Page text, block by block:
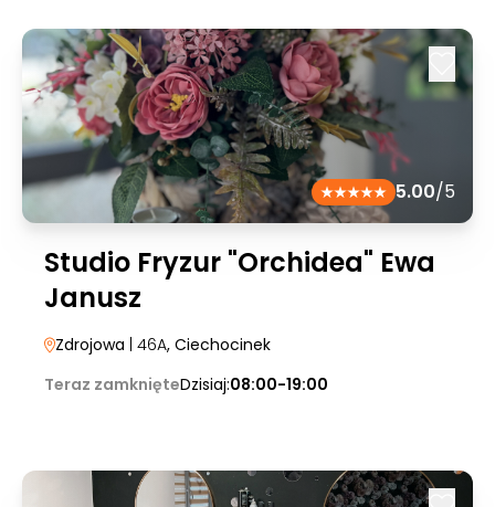
5.00/5
Studio Fryzur "Orchidea" Ewa
Janusz
Zdrojowa | 46A, Ciechocinek
Teraz zamknięteDzisiaj:08:00-19:00